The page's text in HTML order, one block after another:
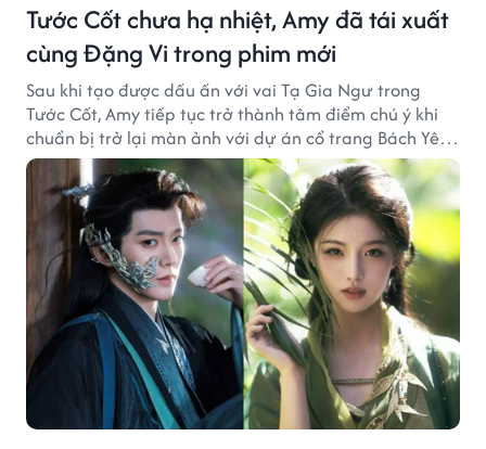
Tước Cốt chưa hạ nhiệt, Amy đã tái xuất
cùng Đặng Vi trong phim mới
Sau khi tạo được dấu ấn với vai Tạ Gia Ngư trong
Tước Cốt, Amy tiếp tục trở thành tâm điểm chú ý khi
chuẩn bị trở lại màn ảnh với dự án cổ trang Bách Yêu
Phổ.